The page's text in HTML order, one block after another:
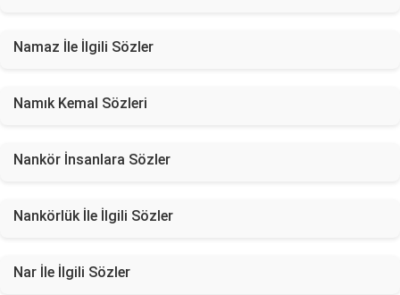
Namaz İle İlgili Sözler
Namık Kemal Sözleri
Nankör İnsanlara Sözler
Nankörlük İle İlgili Sözler
Nar İle İlgili Sözler